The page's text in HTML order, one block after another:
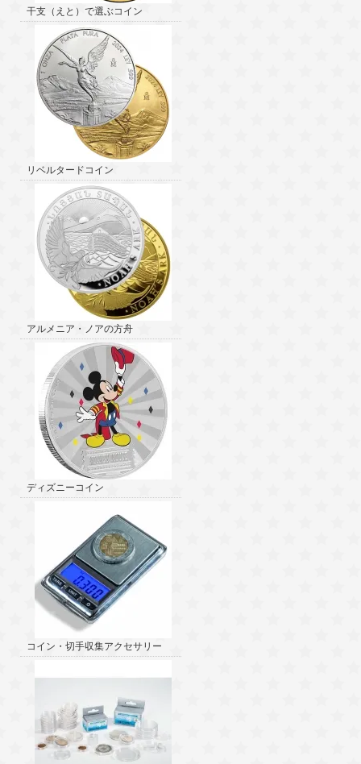
干支（えと）で選ぶコイン
リベルタードコイン
アルメニア・ノアの方舟
ディズニーコイン
コイン・切手収集アクセサリー